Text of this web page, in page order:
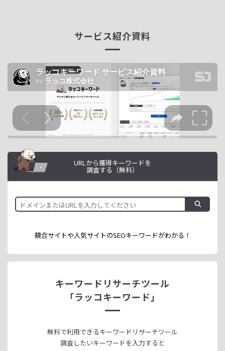
サービス紹介資料
URLから獲得キーワードを
調査する（無料）
競合サイトや人気サイトのSEOキーワードがわかる！
キーワードリサーチツール
「ラッコキーワード」
無料で利用できるキーワードリサーチツール
調査したいキーワードを入力すると